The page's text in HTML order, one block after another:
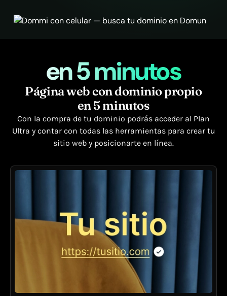
en 5 minutos
Página web con dominio propio
en 5 minutos
Con la compra de tu dominio podrás acceder al Plan
Ultra y contar con todas las herramientas para crear tu
sitio web y posicionarte en línea.